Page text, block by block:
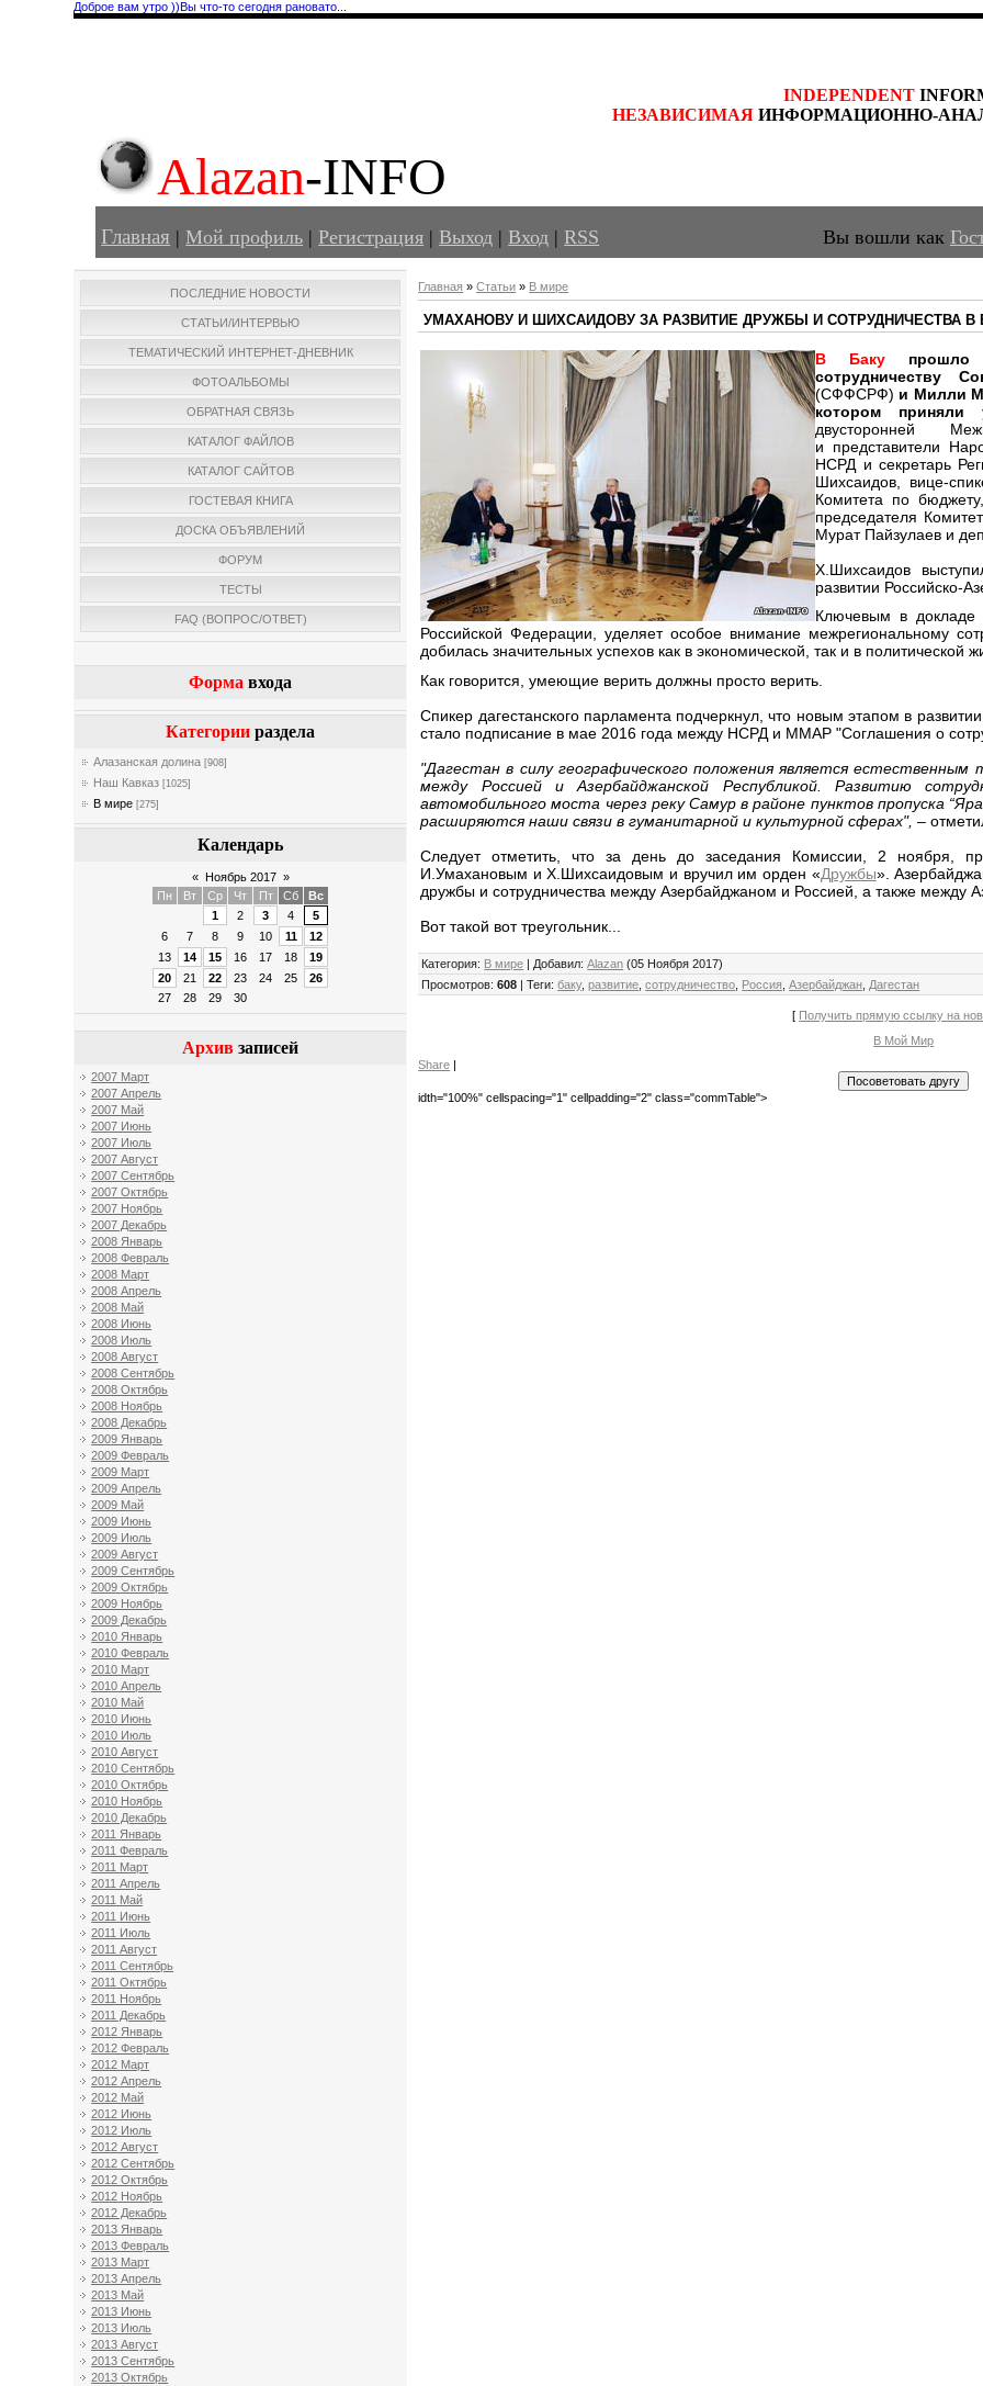
Доброе вам утро ))Вы что-то сегодня рановато...
INDEPENDENT
НЕЗАВИСИМАЯ ИНФОРМАЦИОННО-
Alazan-INFO
Главная |Мой профиль |Регистрация |Выход |Вход |RSS Вы вошли как
ПОСЛЕДНИЕ НОВОСТИ
СТАТЬИ/ИНТЕРВЬЮ
ТЕМАТИЧЕСКИЙ ИНТЕРНЕТ-ДНЕВНИК
ФОТОАЛЬБОМЫ
ОБРАТНАЯ СВЯЗЬ
КАТАЛОГ ФАЙЛОВ
КАТАЛОГ САЙТОВ
ГОСТЕВАЯ КНИГА
ДОСКА ОБЪЯВЛЕНИЙ
ФОРУМ
ТЕСТЫ
FAQ (ВОПРОС/ОТВЕТ)
Форма входа
Категории раздела
Алазанская долина [908]
Наш Кавказ [1025]
В мире [275]
Календарь
« Ноябрь 2017 »
Пн
Вт Ср Чт Пт Сб
Вс
1
2 3 4
5
6
7 8 9 10 11
12
13
14 15 16 17 18
19
20
21 22 23 24 25
26
27
28 29 30
Архив записей
2007 Март
2007 Апрель
2007 Май
2007 Июнь
2007 Июль
2007 Август
2007 Сентябрь
2007 Октябрь
2007 Ноябрь
2007 Декабрь
2008 Январь
2008 Февраль
2008 Март
2008 Апрель
2008 Май
2008 Июнь
2008 Июль
2008 Август
2008 Сентябрь
2008 Октябрь
2008 Ноябрь
2008 Декабрь
2009 Январь
2009 Февраль
2009 Март
2009 Апрель
2009 Май
2009 Июнь
2009 Июль
2009 Август
2009 Сентябрь
2009 Октябрь
2009 Ноябрь
2009 Декабрь
2010 Январь
2010 Февраль
2010 Март
2010 Апрель
2010 Май
2010 Июнь
2010 Июль
2010 Август
2010 Сентябрь
2010 Октябрь
2010 Ноябрь
2010 Декабрь
2011 Январь
2011 Февраль
2011 Март
2011 Апрель
2011 Май
2011 Июнь
2011 Июль
2011 Август
2011 Сентябрь
2011 Октябрь
2011 Ноябрь
2011 Декабрь
2012 Январь
2012 Февраль
2012 Март
2012 Апрель
2012 Май
2012 Июнь
2012 Июль
2012 Август
2012 Сентябрь
2012 Октябрь
2012 Ноябрь
2012 Декабрь
2013 Январь
2013 Февраль
2013 Март
2013 Апрель
2013 Май
2013 Июнь
2013 Июль
2013 Август
2013 Сентябрь
2013 Октябрь
Главная »Статьи » В мире
УМАХАНОВУ И ШИХСАИДОВУ ЗА РАЗВИТИЕ ДРУЖБЫ И СОТРУДНИЧЕСТВА В
В Баку прошло
сотрудничеству
(СФФСРФ) и Милли
котором приняли
двусторонней
и представители
НСРД и секретарь
Шихсаидов, вице-
Комитета по
председателя
Мурат Пайзулаев и
Х.Шихсаидов
развитии Российско-
Ключевым в докладе
Российской Федерации, уделяет особое внимание межрегиональному
добилась значительных успехов как в экономической, так и в политической
Как говорится, умеющие верить должны просто верить.
Спикер дагестанского парламента подчеркнул, что новым этапом в
стало подписание в мае 2016 года между НСРД и ММАР "Соглашения о
"Дагестан в силу географического положения является
между Россией и Азербайджанской Республикой. Развитию
автомобильного моста через реку Самур в районе пунктов пропуска
расширяются наши связи в гуманитарной и культурной сферах", –
Следует отметить, что за день до заседания Комиссии, 2 ноября,
И.Умахановым и Х.Шихсаидовым и вручил иморден «Дружбы».
дружбы и сотрудничества между Азербайджаном и Россией, а также между
Вот такой вот треугольник...
Категория: В мире | Добавил:Alazan (05 Ноября 2017)
Просмотров:608 |Теги:баку,развитие ,сотрудничество Россия ,Азербайджан Дагестан
[ Получить прямую ссылку на
В Мой Мир
Share
idth="100%" cellspacing="1" cellpadding="2" class="commTable">